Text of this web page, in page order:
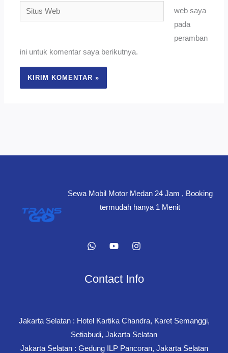
Situs
Web
web saya
pada
peramban
ini untuk komentar saya berikutnya.
Sewa Mobil Motor Medan 24 Jam , Booking
termudah hanya 1 Menit
Contact Info
Jakarta Selatan : Hotel Kartika Chandra, Karet Semanggi,
Setiabudi, Jakarta Selatan
Jakarta Selatan : Gedung ILP Pancoran, Jakarta Selatan